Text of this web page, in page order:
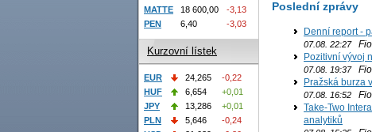
Poslední zprávy
Denní report -
07.08. 22:27Fio
Pozitivní vývoj
07.08. 19:37Fio
Pražská burza
07.08. 16:52 Fio
Take-Two
analytiků
MATTE
18 600,00
-3,13
PEN
6,40 -3,03
Kurzovní lístek
EUR 24,265
-0,22
HUF
6,654
+0,01
JPY
13,286
+0,01
PLN
5,646
-0,24